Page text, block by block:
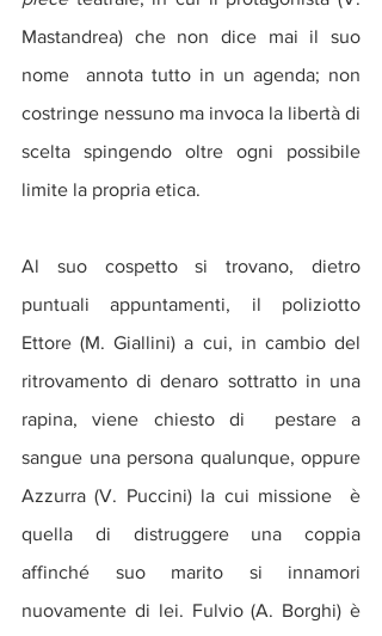
Mastandrea) che non dice mai il suo
nome  annota tutto in un agenda; non
costringe nessuno ma invoca la libertà di
scelta spingendo oltre ogni possibile
limite la propria etica.
Al suo cospetto si trovano, dietro
puntuali appuntamenti, il poliziotto
Ettore (M. Giallini) a cui, in cambio del
ritrovamento di denaro sottratto in una
rapina, viene chiesto di  pestare a
sangue una persona qualunque, oppure
Azzurra (V. Puccini) la cui missione  è
quella di distruggere una coppia
affinché suo marito si innamori
nuovamente di lei. Fulvio (A. Borghi) è